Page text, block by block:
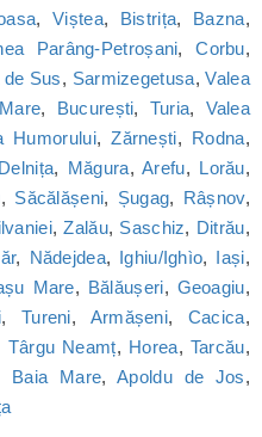
,Viștea, Bistrița, Bazna,
Parâng-Petroșani,Corbu,
Sus, Sarmizegetusa,Valea
, București, Turia, Valea
Humorului,Zărnești, Rodna,
Delnița, Măgura,Arefu, Lorău,
, Săcălășeni, Șugag, Râșnov,
,Zalău, Saschiz, Ditrău,
, Nădejdea, Ighiu/Ighìo, Iași,
Mare, Bălăușeri, Geoagiu,
, Tureni, Armășeni, Cacica,
Târgu Neamț, Horea, Tarcău,
Baia Mare,Apoldu de Jos,